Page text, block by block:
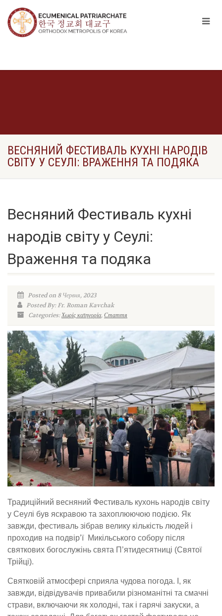
ВЕСНЯНИЙ ФЕСТИВАЛЬ КУХНІ НАРОДІВ
СВІТУ У СЕУЛІ: ВРАЖЕННЯ ТА ПОДЯКА
Весняний Фестиваль кухні
народів світу у Сеулі:
Враження та подяка
Posted on 8 Червня, 2023
Posted By: Fr. Roman Kavchak
Categories:Χωρίς κατηγορία,Стаття
Традиційний весняний Фестиваль кухонь народів світу
у Сеулі був яскравою та захоплюючою подією. Як
завжди, фестиваль зібрав велику кількість людей і
проходив на подвір’ї Микільського собору після
святкових богослужінь свята П’ятидесятниці (Святої
Трійці).
Святковій атмосфері сприяла чудова погода. І, як
завжди, відвідувачів привабили різноманітні та смачні
страви, включаючи як холодні, так і гарячі закуски, а